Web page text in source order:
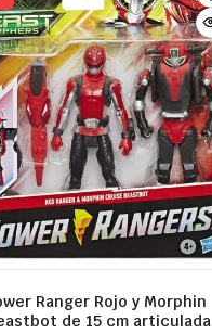
Ranger Rojo y Morphin
de 15 cm articulada